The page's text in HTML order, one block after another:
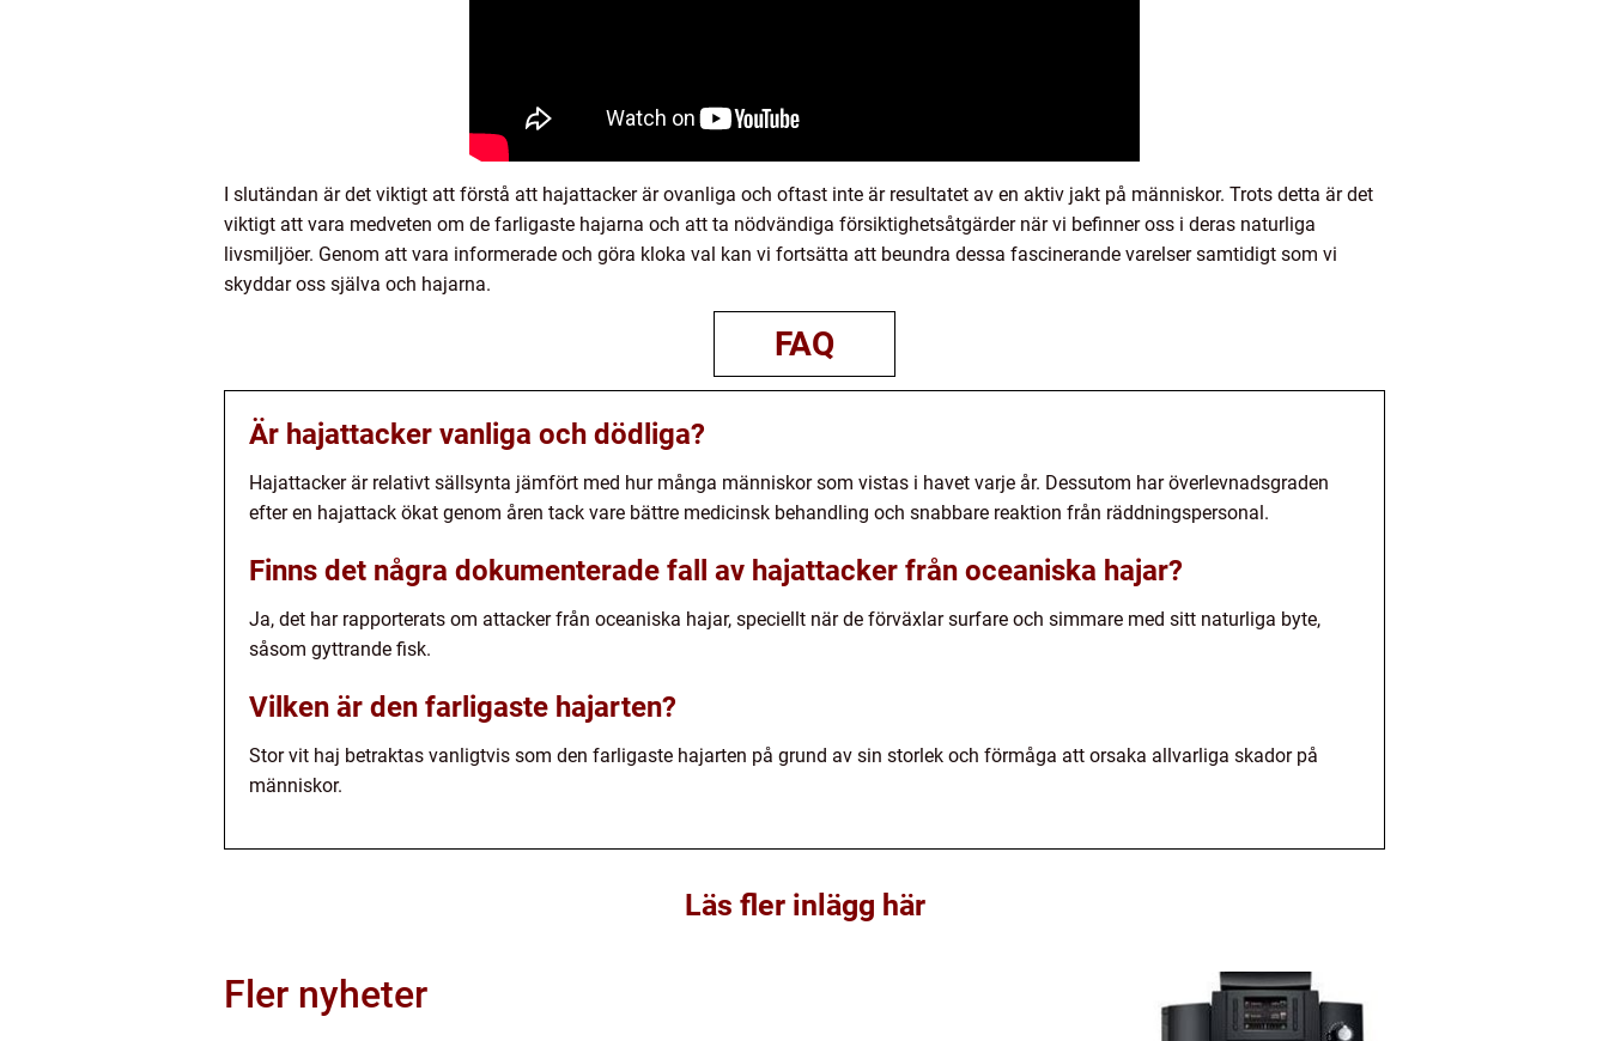
I slutändan är det viktigt att förstå att hajattacker är ovanliga och oftast inte är resultatet av en aktiv jakt på människor. Trots detta är det
viktigt att vara medveten om de farligaste hajarna och att ta nödvändiga försiktighetsåtgärder när vi befinner oss i deras naturliga
livsmiljöer. Genom att vara informerade och göra kloka val kan vi fortsätta att beundra dessa fascinerande varelser samtidigt som vi
skyddar oss själva och hajarna.
FAQ
Är hajattacker vanliga och dödliga?
Hajattacker är relativt sällsynta jämfört med hur många människor som vistas i havet varje år. Dessutom har överlevnadsgraden
efter en hajattack ökat genom åren tack vare bättre medicinsk behandling och snabbare reaktion från räddningspersonal.
Finns det några dokumenterade fall av hajattacker från oceaniska hajar?
Ja, det har rapporterats om attacker från oceaniska hajar, speciellt när de förväxlar surfare och simmare med sitt naturliga byte,
såsom gyttrande fisk.
Vilken är den farligaste hajarten?
Stor vit haj betraktas vanligtvis som den farligaste hajarten på grund av sin storlek och förmåga att orsaka allvarliga skador på
människor.
Läs fler inlägg här
Fler nyheter